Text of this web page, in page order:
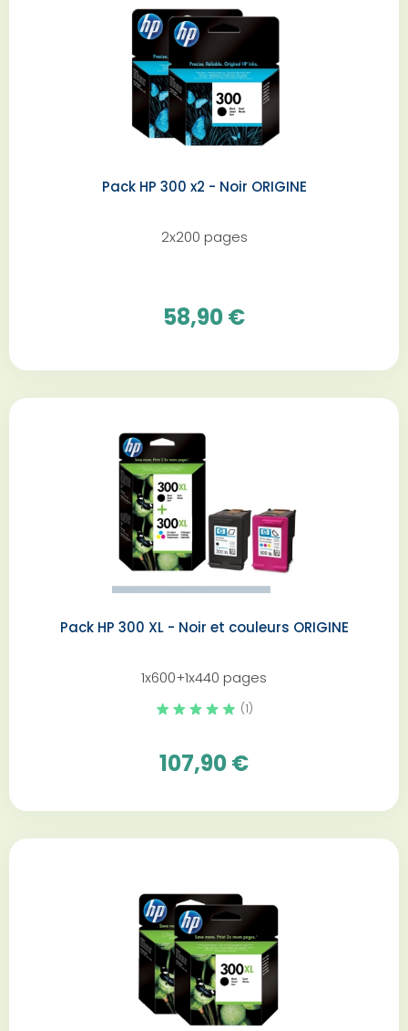
Pack HP 300 x2 - Noir ORIGINE
2x200 pages
58,90 €
Pack HP 300 XL - Noir et couleurs ORIGINE
1x600+1x440 pages
(1)
107,90 €